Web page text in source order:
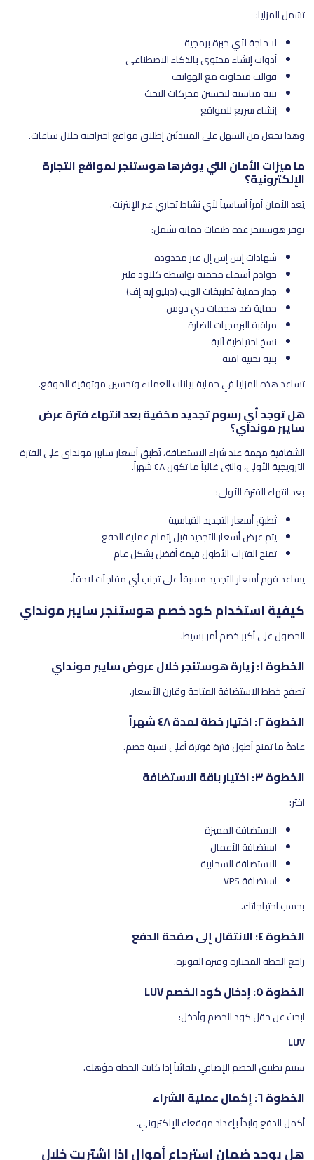
تشمل المزايا:
لا حاجة لأي خبرة برمجية
أدوات إنشاء محتوى بالذكاء الاصطناعي
قوالب متجاوبة مع الهواتف
بنية مناسبة لتحسين محركات البحث
إنشاء سريع للمواقع
وهذا يجعل من السهل على المبتدئين إطلاق مواقع احترافية خلال ساعات.
ما ميزات الأمان التي يوفرها هوستنجر لمواقع التجارة
الإلكترونية؟
يُعد الأمان أمراً أساسياً لأي نشاط تجاري عبر الإنترنت.
يوفر هوستنجر عدة طبقات حماية تشمل:
شهادات إس إس إل غير محدودة
خوادم أسماء محمية بواسطة كلاود فلير
جدار حماية تطبيقات الويب (دبليو إيه إف)
حماية ضد هجمات دي دوس
مراقبة البرمجيات الضارة
نسخ احتياطية آلية
بنية تحتية آمنة
تساعد هذه المزايا في حماية بيانات العملاء وتحسين موثوقية الموقع.
هل توجد أي رسوم تجديد مخفية بعد انتهاء فترة عرض
سايبر مونداي؟
الشفافية مهمة عند شراء الاستضافة، تُطبق أسعار سايبر مونداي على الفترة
الترويجية الأولى، والتي غالباً ما تكون ٤٨ شهراً.
بعد انتهاء الفترة الأولى:
تُطبق أسعار التجديد القياسية
يتم عرض أسعار التجديد قبل إتمام عملية الدفع
تمنح الفترات الأطول قيمة أفضل بشكل عام
يساعد فهم أسعار التجديد مسبقاً على تجنب أي مفاجآت لاحقاً.
كيفية استخدام كود خصم هوستنجر سايبر مونداي
الحصول على أكبر خصم أمر بسيط.
الخطوة ١: زيارة هوستنجر خلال عروض سايبر مونداي
تصفح خطط الاستضافة المتاحة وقارن الأسعار.
الخطوة ٢: اختيار خطة لمدة ٤٨ شهراً
عادةً ما تمنح أطول فترة فوترة أعلى نسبة خصم.
الخطوة ٣: اختيار باقة الاستضافة
اختر:
الاستضافة المميزة
استضافة الأعمال
الاستضافة السحابية
استضافة VPS
بحسب احتياجاتك.
الخطوة ٤: الانتقال إلى صفحة الدفع
راجع الخطة المختارة وفترة الفوترة.
الخطوة ٥: إدخال كود الخصم LUV
ابحث عن حقل كود الخصم وأدخل:
LUV
سيتم تطبيق الخصم الإضافي تلقائياً إذا كانت الخطة مؤهلة.
الخطوة ٦: إكمال عملية الشراء
أكمل الدفع وابدأ بإعداد موقعك الإلكتروني.
هل يوجد ضمان استرجاع أموال إذا اشتريت خلال